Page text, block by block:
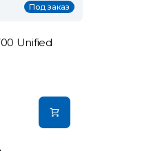
Под заказ
Unified